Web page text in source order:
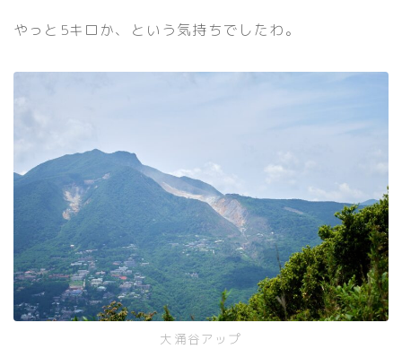
やっと5キロか、という気持ちでしたわ。
大涌谷アップ